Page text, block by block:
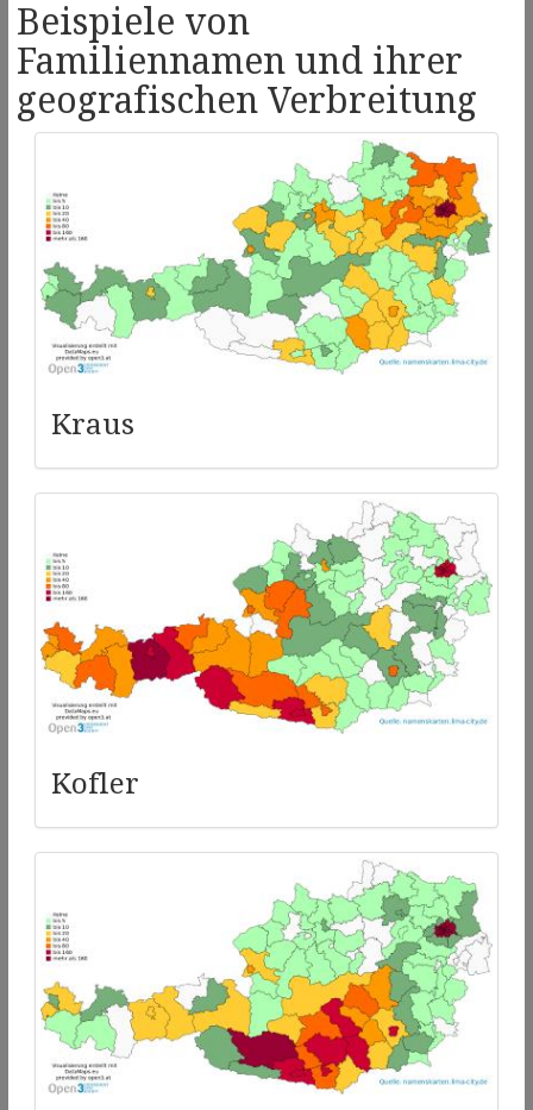
Beispiele von
Familiennamen und ihrer
geografischen Verbreitung
Kraus
Kofler